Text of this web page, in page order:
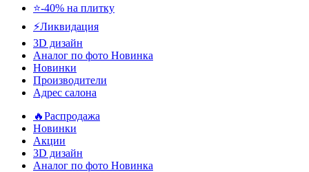
⭐-40% на плитку
⚡️Ликвидация
3D дизайн
Аналог по фото Новинка
Новинки
Производители
Адрес салона
🔥Распродажа
Новинки
Акции
3D дизайн
Аналог по фото Новинка